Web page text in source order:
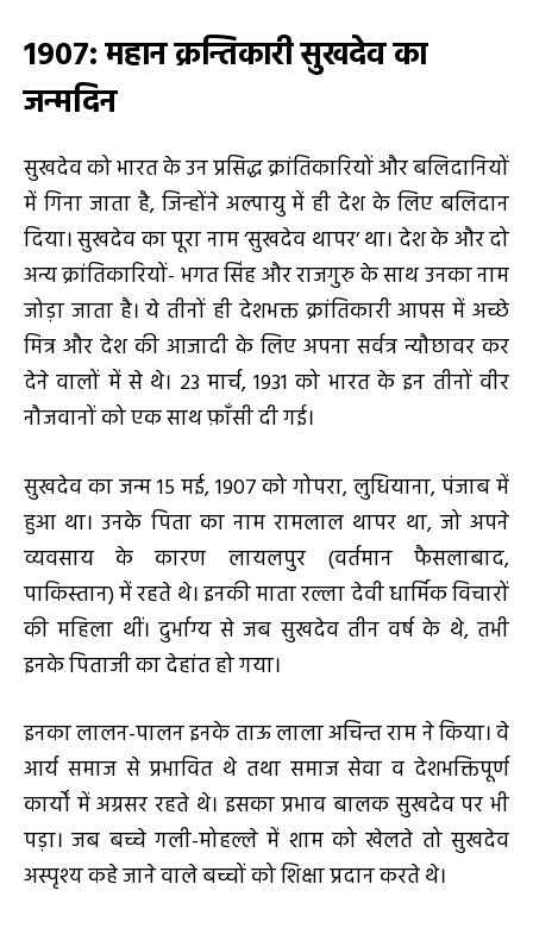
1907: महान क्रन्तिकारी सुखदेव का
जन्मदिन
सुखदेव को भारत के उन प्रसिद्ध क्रांतिकारियों और बलिदानियों
में गिना जाता है, जिन्होंने अल्पायु में ही देश के लिए बलिदान
दिया। सुखदेव का पूरा नाम ‘सुखदेव थापर’ था। देश के और दो
अन्य क्रांतिकारियों- भगत सिंह और राजगुरु के साथ उनका नाम
जोड़ा जाता है। ये तीनों ही देशभक्त क्रांतिकारी आपस में अच्छे
मित्र और देश की आजादी के लिए अपना सर्वत्र न्यौछावर कर
देने वालों में से थे। 23 मार्च, 1931 को भारत के इन तीनों वीर
नौजवानों को एक साथ फ़ाँसी दी गई।
सुखदेव का जन्म 15 मई, 1907 को गोपरा, लुधियाना, पंजाब में
हुआ था। उनके पिता का नाम रामलाल थापर था, जो अपने
व्यवसाय के कारण लायलपुर (वर्तमान फैसलाबाद,
पाकिस्तान) में रहते थे। इनकी माता रल्ला देवी धार्मिक विचारों
की महिला थीं। दुर्भाग्य से जब सुखदेव तीन वर्ष के थे, तभी
इनके पिताजी का देहांत हो गया।
इनका लालन-पालन इनके ताऊ लाला अचिन्त राम ने किया। वे
आर्य समाज से प्रभावित थे तथा समाज सेवा व देशभक्तिपूर्ण
कार्यों में अग्रसर रहते थे। इसका प्रभाव बालक सुखदेव पर भी
पड़ा। जब बच्चे गली-मोहल्ले में शाम को खेलते तो सुखदेव
अस्पृश्य कहे जाने वाले बच्चों को शिक्षा प्रदान करते थे।